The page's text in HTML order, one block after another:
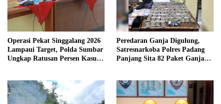
Operasi Pekat Singgalang 2026
Lampaui Target, Polda Sumbar
Ungkap Ratusan Persen Kasus
Peredaran Ganja Digulung,
Satresnarkoba Polres Padang
Panjang Sita 82 Paket Ganja